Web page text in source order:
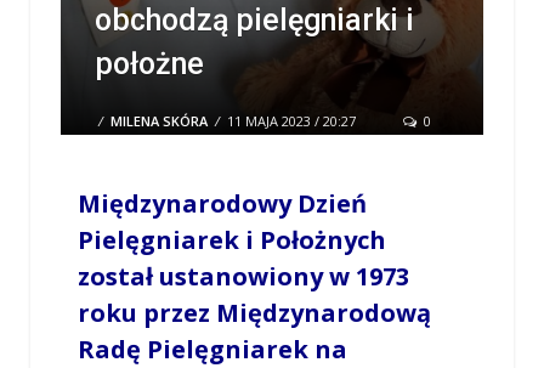
obchodzą pielęgniarki i
położne
/ MILENA SKÓRA / 11 MAJA 2023 / 20:27
0
COMMENTS
Międzynarodowy Dzień
Pielęgniarek i Położnych
został ustanowiony w 1973
roku przez Międzynarodową
Radę Pielęgniarek na